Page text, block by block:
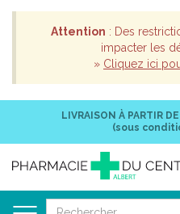
Attention : Des
impacter les
» Cliquez ici
LIVRAISON À PARTIR DE
(sous